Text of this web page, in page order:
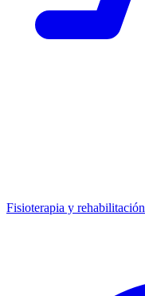
Fisioterapia y rehabilitación